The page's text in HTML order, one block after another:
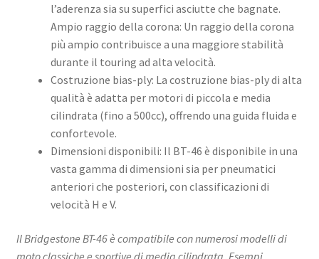
l’aderenza sia su superfici asciutte che bagnate. ​
Ampio raggio della corona: Un raggio della corona
più ampio contribuisce a una maggiore stabilità
durante il touring ad alta velocità. ​
Costruzione bias-ply: La costruzione bias-ply di alta
qualità è adatta per motori di piccola e media
cilindrata (fino a 500cc), offrendo una guida fluida e
confortevole. ​
Dimensioni disponibili: Il BT-46 è disponibile in una
vasta gamma di dimensioni sia per pneumatici
anteriori che posteriori, con classificazioni di
velocità H e V. ​
Il Bridgestone BT-46 è compatibile con numerosi modelli di
moto classiche e sportive di media cilindrata. Esempi